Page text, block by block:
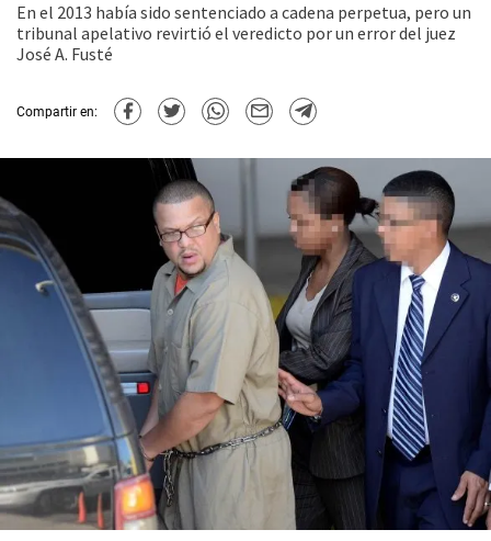
En el 2013 había sido sentenciado a cadena perpetua, pero un
tribunal apelativo revirtió el veredicto por un error del juez
José A. Fusté
Compartir en: